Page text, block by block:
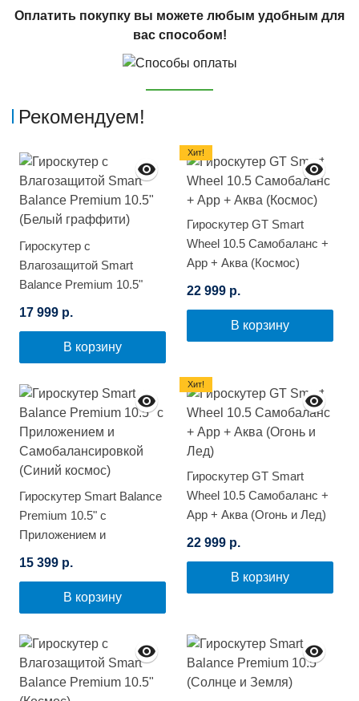
Оплатить покупку вы можете любым удобным для
вас способом!
Рекомендуем!
Гироскутер с
Влагозащитой Smart
Balance Premium 10.5"
17 999 р.
В корзину
Гироскутер GT Smart
Wheel 10.5 Самобаланс +
App + Аква (Космос)
22 999 р.
В корзину
Хит!
Гироскутер Smart Balance
Premium 10.5" с
Приложением и
(Синий космос)
15 399 р.
В корзину
Гироскутер GT Smart
Wheel 10.5 Самобаланс +
App + Аква (Огонь и Лед)
22 999 р.
В корзину
Хит!